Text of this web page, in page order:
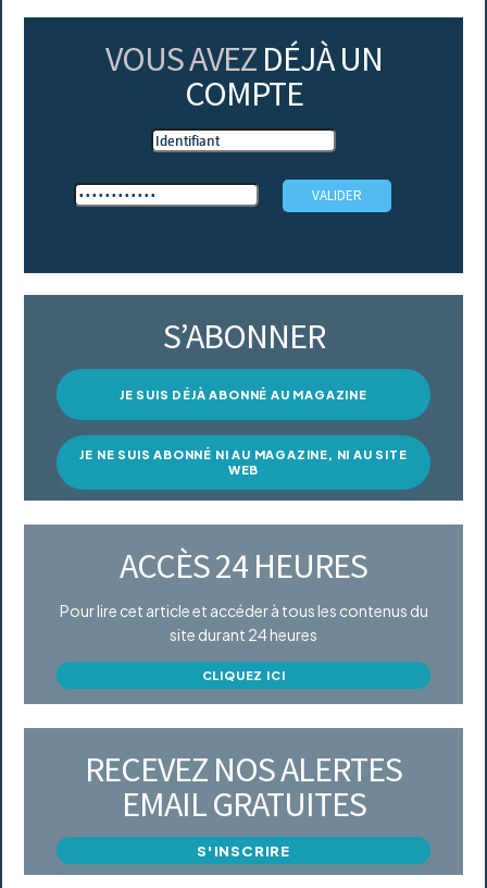
VOUS AVEZ DÉJÀ UN
COMPTE
S’ABONNER
JE SUIS DÉJÀ ABONNÉ AU MAGAZINE
JE NE SUIS ABONNÉ NI AU MAGAZINE, NI AU SITE
WEB
ACCÈS 24 HEURES
Pour lire cet article et accéder à tous les contenus du
site durant 24 heures
CLIQUEZ ICI
RECEVEZ NOS ALERTES
EMAIL GRATUITES
S'INSCRIRE